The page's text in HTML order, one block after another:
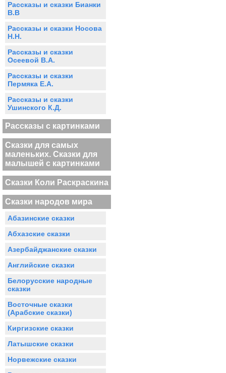
Рассказы и сказки Бианки
В.В
Рассказы и сказки Носова
Н.Н.
Рассказы и сказки
Осеевой В.А.
Рассказы и сказки
Пермяка Е.А.
Рассказы и сказки
Ушинского К.Д.
Рассказы с картинками
Сказки для самых
маленьких. Сказки для
малышей с картинками
Сказки Коли Раскраскина
Сказки народов мира
Абазинские сказки
Абхазские сказки
Азербайджанские сказки
Английские сказки
Белорусские народные
сказки
Восточные сказки
(Арабские сказки)
Киргизские сказки
Латышские сказки
Норвежские сказки